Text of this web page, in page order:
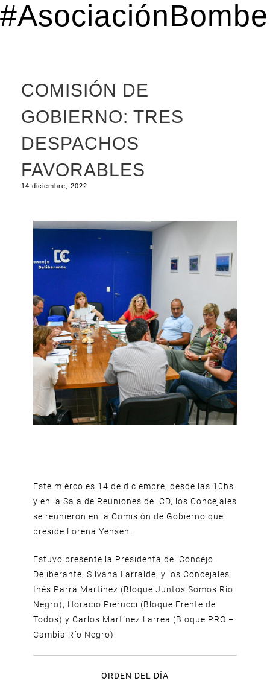
COMISIÓN DE
GOBIERNO: TRES
DESPACHOS
FAVORABLES
14 diciembre, 2022
Este miércoles 14 de diciembre, desde las 10hs
y en la Sala de Reuniones del CD, los Concejales
se reunieron en la Comisión de Gobierno que
preside Lorena Yensen.
Estuvo presente la Presidenta del Concejo
Deliberante, Silvana Larralde, y los Concejales
Inés Parra Martínez (Bloque Juntos Somos Río
Negro), Horacio Pierucci (Bloque Frente de
Todos) y Carlos Martínez Larrea (Bloque PRO –
Cambia Río Negro).
ORDEN DEL DÍA